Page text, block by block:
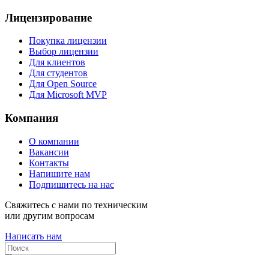
Лицензирование
Покупка лицензии
Выбор лицензии
Для клиентов
Для студентов
Для Open Source
Для Microsoft MVP
Компания
О компании
Вакансии
Контакты
Напишите нам
Подпишитесь на нас
Свяжитесь с нами по техническим
или другим вопросам
Написать нам